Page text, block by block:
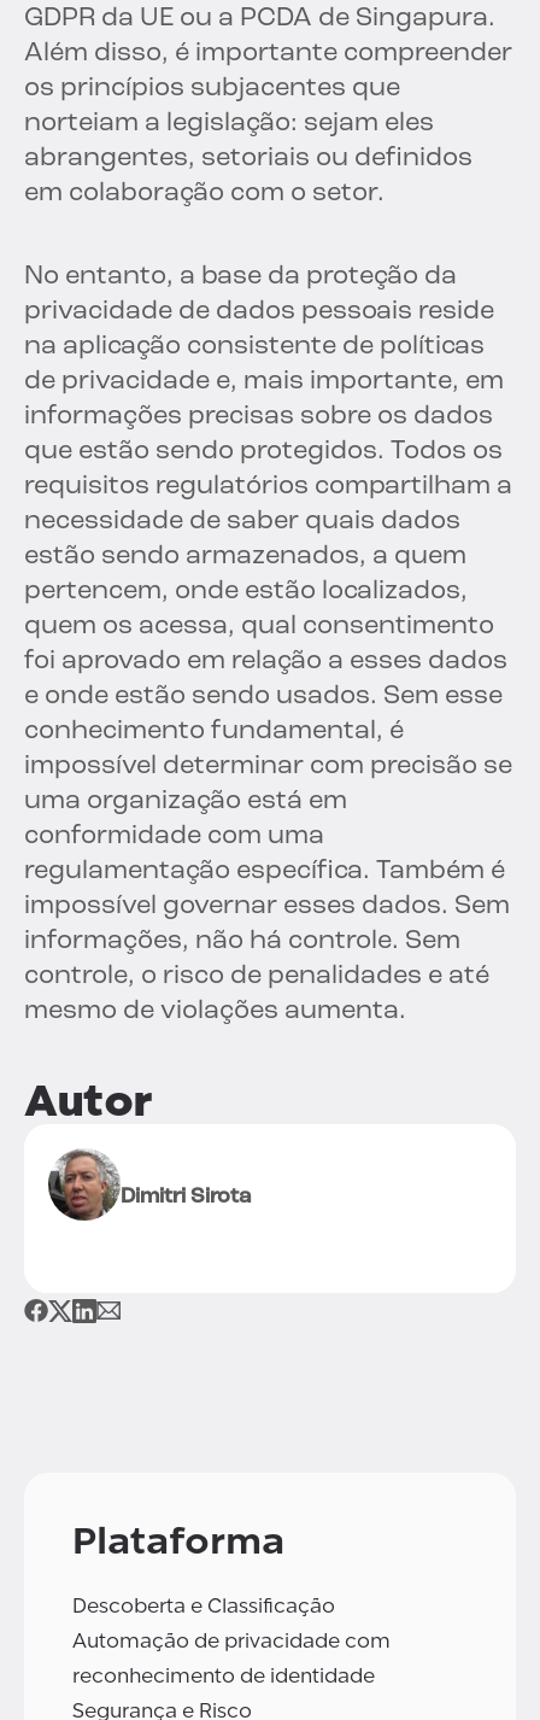
GDPR da UE ou a PCDA de Singapura.
Além disso, é importante compreender
os princípios subjacentes que
norteiam a legislação: sejam eles
abrangentes, setoriais ou definidos
em colaboração com o setor.
No entanto, a base da proteção da
privacidade de dados pessoais reside
na aplicação consistente de políticas
de privacidade e, mais importante, em
informações precisas sobre os dados
que estão sendo protegidos. Todos os
requisitos regulatórios compartilham a
necessidade de saber quais dados
estão sendo armazenados, a quem
pertencem, onde estão localizados,
quem os acessa, qual consentimento
foi aprovado em relação a esses dados
e onde estão sendo usados. Sem esse
conhecimento fundamental, é
impossível determinar com precisão se
uma organização está em
conformidade com uma
regulamentação específica. Também é
impossível governar esses dados. Sem
informações, não há controle. Sem
controle, o risco de penalidades e até
mesmo de violações aumenta.
Autor
Dimitri Sirota
Plataforma
Descoberta e Classificação
Automação de privacidade com
reconhecimento de identidade
Segurança e Risco